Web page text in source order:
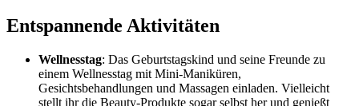
Entspannende Aktivitäten
Wellnesstag: Das Geburtstagskind und seine Freunde zu
einem Wellnesstag mit Mini-Maniküren,
Gesichtsbehandlungen und Massagen einladen. Vielleicht
stellt ihr die Beauty-Produkte sogar selbst her und genießt